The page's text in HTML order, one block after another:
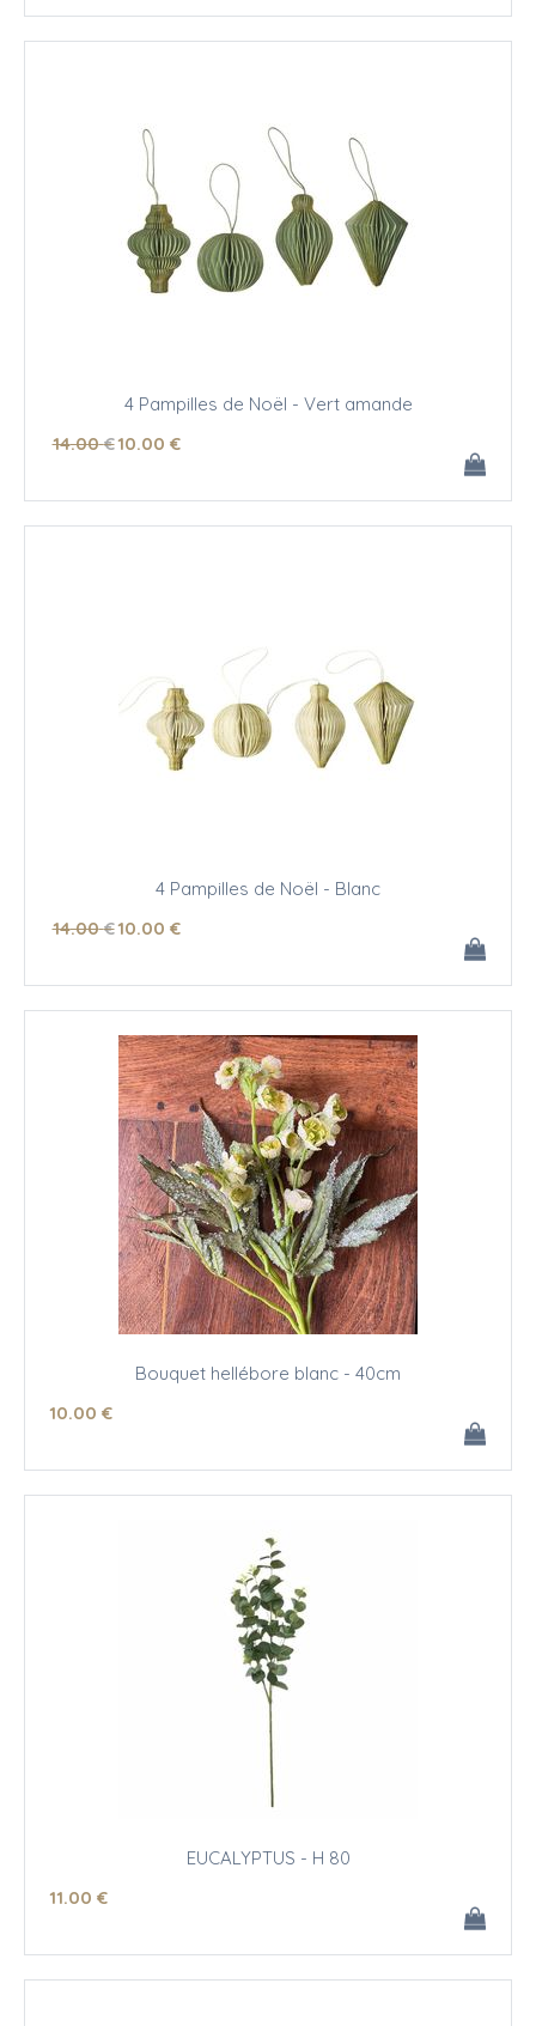
4 Pampilles de Noël - Vert amande
14.00 €10.00 €
4 Pampilles de Noël - Blanc
14.00 €10.00 €
Bouquet hellébore blanc - 40cm
10.00 €
EUCALYPTUS - H 80
11.00 €